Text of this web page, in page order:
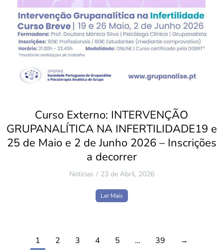
Curso Externo: INTERVENÇÃO
GRUPANALÍTICA NA INFERTILIDADE19 e
25 de Maio e 2 de Junho 2026 – Inscrições
a decorrer
Notícias 23 de Abril, 2026
Ler Mais
1 2 3 4 5 … 39 →